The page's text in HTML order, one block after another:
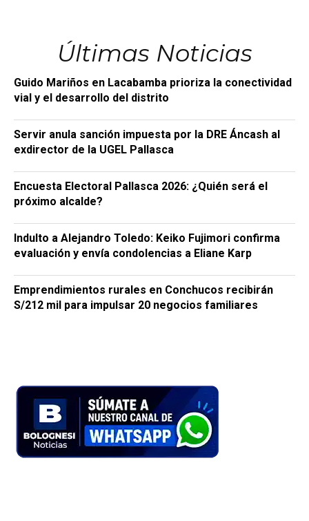
Últimas Noticias
Guido Mariños en Lacabamba prioriza la conectividad
vial y el desarrollo del distrito
Servir anula sanción impuesta por la DRE Áncash al
exdirector de la UGEL Pallasca
Encuesta Electoral Pallasca 2026: ¿Quién será el
próximo alcalde?
Indulto a Alejandro Toledo: Keiko Fujimori confirma
evaluación y envía condolencias a Eliane Karp
Emprendimientos rurales en Conchucos recibirán
S/212 mil para impulsar 20 negocios familiares